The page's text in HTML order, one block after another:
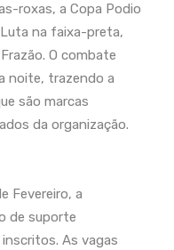
roxas, a Copa Podio
na faixa-preta,
O combate
noite, trazendo a
são marcas
da organização.
Fevereiro, a
de suporte
As vagas